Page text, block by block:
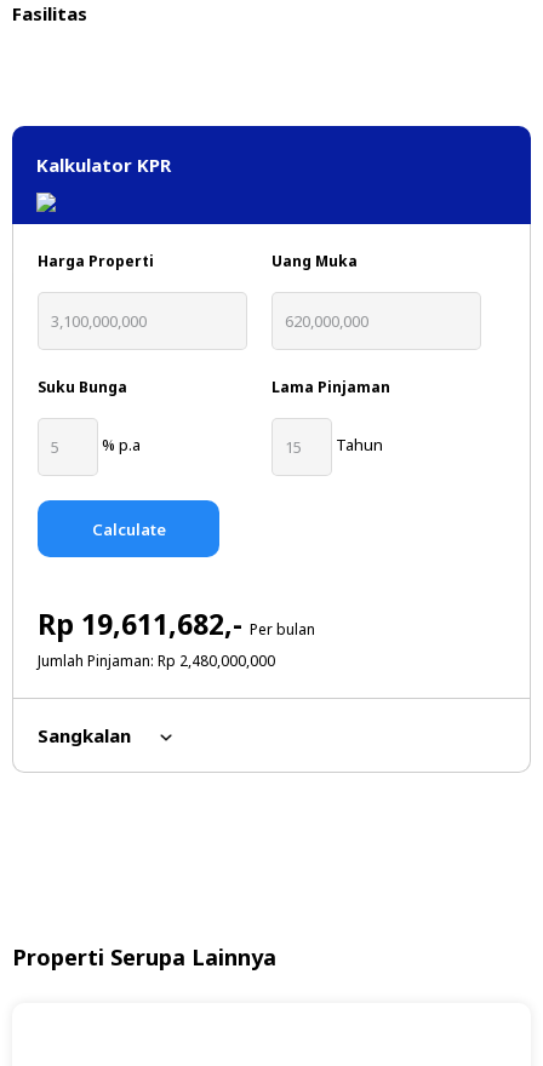
Fasilitas
Kalkulator KPR
Harga Properti Uang Muka
Suku Bunga
% p.a
Lama Pinjaman
Tahun
Rp 19,611,682,- Per bulan
Jumlah Pinjaman: Rp 2,480,000,000
Sangkalan
Properti Serupa Lainnya